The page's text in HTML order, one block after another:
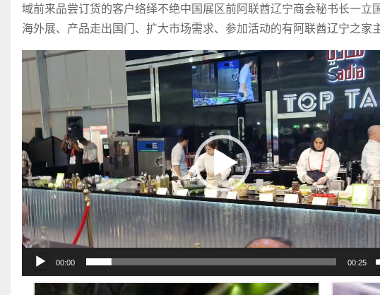
域前来品尝订货的客户络绎不绝中国展区前阿联酋辽宁商会秘书长一
海外展、产品走出国门、扩大市场需求、参加活动的有阿联酋辽宁之家
视
放
器
00:00 00:25